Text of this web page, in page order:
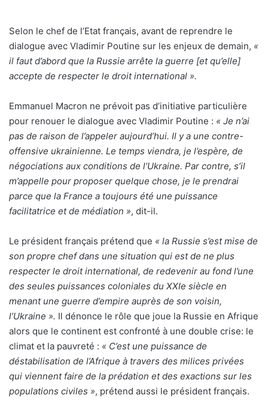
Selon le chef de l’Etat français, avant de reprendre le
dialogue avec Vladimir Poutine sur les enjeux de demain, «
il faut d’abord que la Russie arrête la guerre [et qu’elle]
accepte de respecter le droit international ».
Emmanuel Macron ne prévoit pas d’initiative particulière
pour renouer le dialogue avec Vladimir Poutine : « Je n’ai
pas de raison de l’appeler aujourd’hui. Il y a une contre-
offensive ukrainienne. Le temps viendra, je l’espère, de
négociations aux conditions de l’Ukraine. Par contre, s’il
m’appelle pour proposer quelque chose, je le prendrai
parce que la France a toujours été une puissance
facilitatrice et de médiation », dit-il.
Le président français prétend que « la Russie s’est mise de
son propre chef dans une situation qui est de ne plus
respecter le droit international, de redevenir au fond l’une
des seules puissances coloniales du XXIe siècle en
menant une guerre d’empire auprès de son voisin,
l’Ukraine ». Il dénonce le rôle que joue la Russie en Afrique
alors que le continent est confronté à une double crise: le
climat et la pauvreté : « C’est une puissance de
déstabilisation de l’Afrique à travers des milices privées
qui viennent faire de la prédation et des exactions sur les
populations civiles », prétend aussi le président français.